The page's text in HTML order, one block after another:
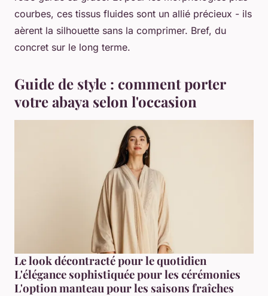
courbes, ces tissus fluides sont un allié précieux - ils
aèrent la silhouette sans la comprimer. Bref, du
concret sur le long terme.
Guide de style : comment porter
votre abaya selon l'occasion
Le look décontracté pour le quotidien
L'élégance sophistiquée pour les cérémonies
L'option manteau pour les saisons fraîches